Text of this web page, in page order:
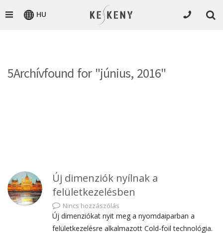
HU
5Archívfound for "június, 2016"
Új dimenziók nyílnak a
felületkezelésben
Nincs hozzászólás
Új dimenziókat nyit meg a nyomdaiparban a
felületkezelésre alkalmazott Cold-foil technológia.